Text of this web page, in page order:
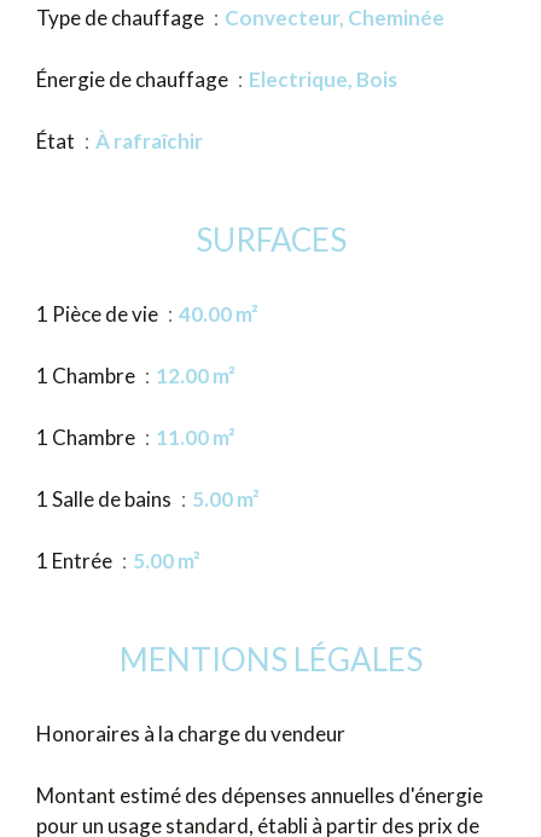
Type de chauffage Convecteur, Cheminée
Énergie de chauffage Electrique, Bois
État À rafraîchir
SURFACES
1 Pièce de vie 40.00 m²
1 Chambre 12.00 m²
1 Chambre 11.00 m²
1 Salle de bains 5.00 m²
1 Entrée 5.00 m²
MENTIONS LÉGALES
Honoraires à la charge du vendeur
Montant estimé des dépenses annuelles d'énergie
pour un usage standard, établi à partir des prix de